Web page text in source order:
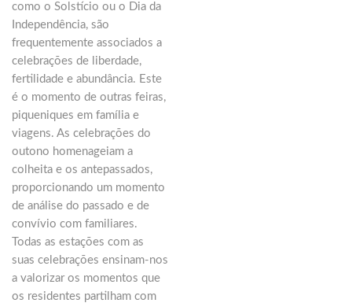
como o Solstício ou o Dia da
Independência, são
frequentemente associados a
celebrações de liberdade,
fertilidade e abundância. Este
é o momento de outras feiras,
piqueniques em família e
viagens. As celebrações do
outono homenageiam a
colheita e os antepassados,
proporcionando um momento
de análise do passado e de
convívio com familiares.
Todas as estações com as
suas celebrações ensinam-nos
a valorizar os momentos que
os residentes partilham com